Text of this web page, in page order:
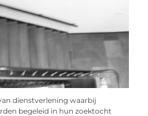
dienstverlening waarbij
begeleid in hun zoektocht